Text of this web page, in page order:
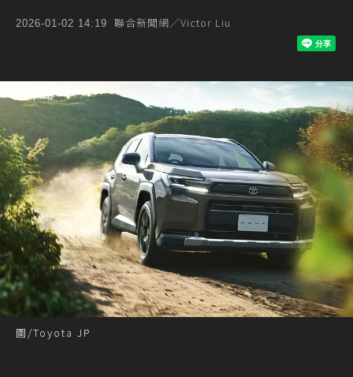
2026-01-02 14:19 聯合新聞網／Victor Liu
圖/Toyota JP